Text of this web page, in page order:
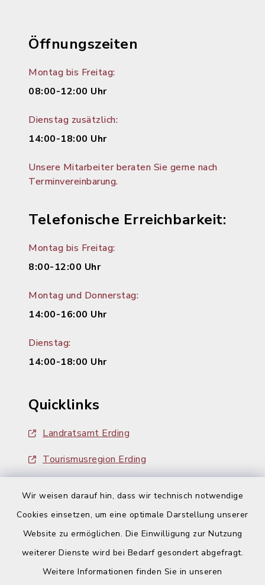
Wir weisen darauf hin, dass wir technisch notwendige
Cookies einsetzen, um eine optimale Darstellung unserer
Website zu ermöglichen. Die Einwilligung zur Nutzung
weiterer Dienste wird bei Bedarf gesondert abgefragt.
Weitere Informationen finden Sie in unseren
Öffnungszeiten
Montag bis Freitag:
08:00-12:00 Uhr
Dienstag zusätzlich:
14:00-18:00 Uhr
Unsere Mitarbeiter beraten Sie gerne nach
Terminvereinbarung.
Telefonische Erreichbarkeit:
Montag bis Freitag:
8:00-12:00 Uhr
Montag und Donnerstag:
14:00-16:00 Uhr
Dienstag:
14:00-18:00 Uhr
Quicklinks
Landratsamt Erding
Tourismusregion Erding
Kontakt